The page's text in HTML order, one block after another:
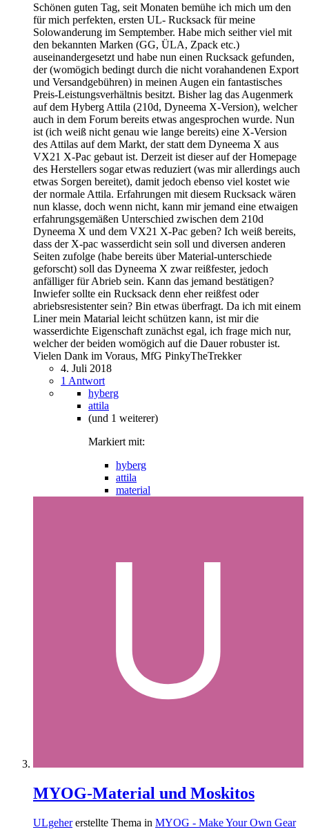
Schönen guten Tag, seit Monaten bemühe ich mich um den
für mich perfekten, ersten UL- Rucksack für meine
Solowanderung im Semptember. Habe mich seither viel mit
den bekannten Marken (GG, ÜLA, Zpack etc.)
auseinandergesetzt und habe nun einen Rucksack gefunden,
der (womögich bedingt durch die nicht vorahandenen Export
und Versandgebühren) in meinen Augen ein fantastisches
Preis-Leistungsverhältnis besitzt. Bisher lag das Augenmerk
auf dem Hyberg Attila (210d, Dyneema X-Version), welcher
auch in dem Forum bereits etwas angesprochen wurde. Nun
ist (ich weiß nicht genau wie lange bereits) eine X-Version
des Attilas auf dem Markt, der statt dem Dyneema X aus
VX21 X-Pac gebaut ist. Derzeit ist dieser auf der Homepage
des Herstellers sogar etwas reduziert (was mir allerdings auch
etwas Sorgen bereitet), damit jedoch ebenso viel kostet wie
der normale Attila. Erfahrungen mit diesem Rucksack wären
nun klasse, doch wenn nicht, kann mir jemand eine etwaigen
erfahrungsgemäßen Unterschied zwischen dem 210d
Dyneema X und dem VX21 X-Pac geben? Ich weiß bereits,
dass der X-pac wasserdicht sein soll und diversen anderen
Seiten zufolge (habe bereits über Material-unterschiede
geforscht) soll das Dyneema X zwar reißfester, jedoch
anfälliger für Abrieb sein. Kann das jemand bestätigen?
Inwiefer sollte ein Rucksack denn eher reißfest oder
abriebsresistenter sein? Bin etwas überfragt. Da ich mit einem
Liner mein Matarial leicht schützen kann, ist mir die
wasserdichte Eigenschaft zunächst egal, ich frage mich nur,
welcher der beiden womögich auf die Dauer robuster ist.
Vielen Dank im Voraus, MfG PinkyTheTrekker
4. Juli 2018
1 Antwort
hyberg
attila
(und 1 weiterer)
Markiert mit:
hyberg
attila
material
MYOG-Material und Moskitos
ULgehererstellte Thema in MYOG - Make Your Own Gear